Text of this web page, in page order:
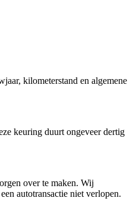
kilometerstand en algemene
keuring duurt ongeveer dertig
over te maken. Wij
autotransactie niet verlopen.